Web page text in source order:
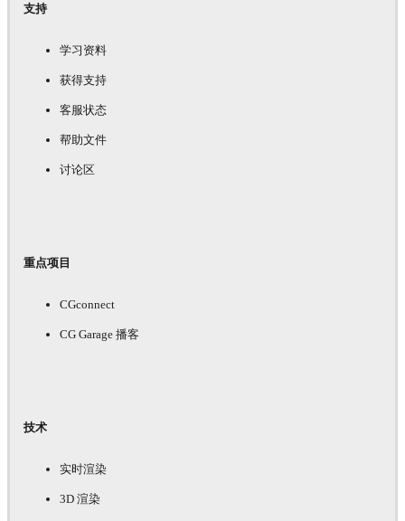
支持
学习资料
获得支持
客服状态
帮助文件
讨论区
重点项目
CGconnect
CG Garage 播客
技术
实时渲染
3D 渲染